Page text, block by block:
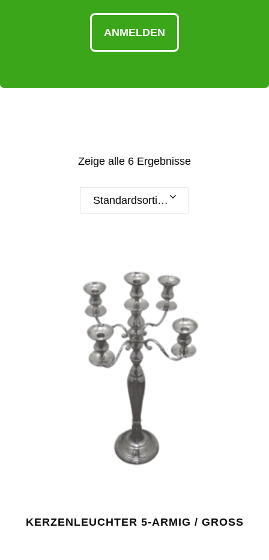
ANMELDEN
Zeige alle 6 Ergebnisse
Standardsortierung
KERZENLEUCHTER 5-ARMIG / GROSS